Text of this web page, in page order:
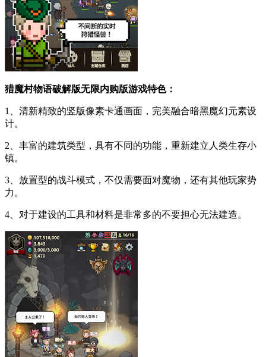
猎魔村物语破解版无限内购版游戏特色：
1、清新精致的竖版像素卡通画面，完美融合暗黑魔幻元素设
计。
2、丰富的建筑类型，具有不同的功能，重新建立人类生存小
镇。
3、放置型的战斗模式，不仅需要面对魔物，还有其他玩家势
力。
4、对于建设的工具和材料是非常多的不要担心无法建造。